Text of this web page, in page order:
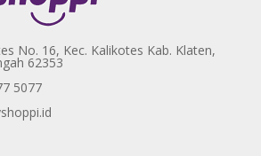
No. 16, Kec. Kalikotes Kab. Klaten,
62353
5077